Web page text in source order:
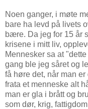
Noen ganger, i møte
bare ha levd på livets
bære. Da jeg for 15 år
krisene i mitt liv,
Mennesker sa at
gang ble jeg såret og
få høre det, når man
frata et menneske alt
man er gla i brått og
som dør, krig,